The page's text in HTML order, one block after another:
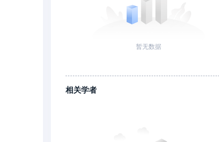
暂无数据
相关学者